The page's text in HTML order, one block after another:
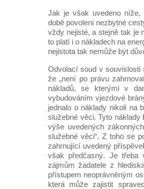
Jak je však uvedeno níže,
době povolení nezbytné
vždy nejisté, a stejně tak je
to platí i o nákladech na
nejistota tak nemůže být
Odvolací soud v souvislosti
že „není po právu
nákladů, se kterými v
vybudováním vjezdové
jednalo o náklady nikoli na
služebné věci. Tyto
výše uvedených
služebné věci“. Z toho se
zahrnující uvedený
však předčasný. Je
zájmům žadatele z
přístupem neoprávněným
která může zajistit